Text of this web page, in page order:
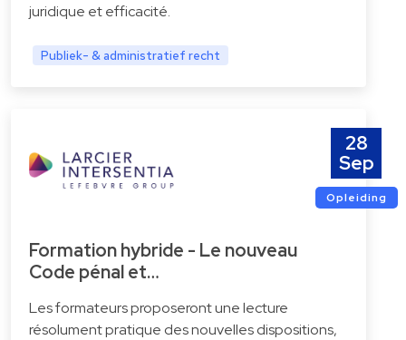
juridique et efficacité.
Publiek- & administratief recht
28
Sep
Opleiding
Formation hybride - Le nouveau
Code pénal et…
Les formateurs proposeront une lecture
résolument pratique des nouvelles dispositions,